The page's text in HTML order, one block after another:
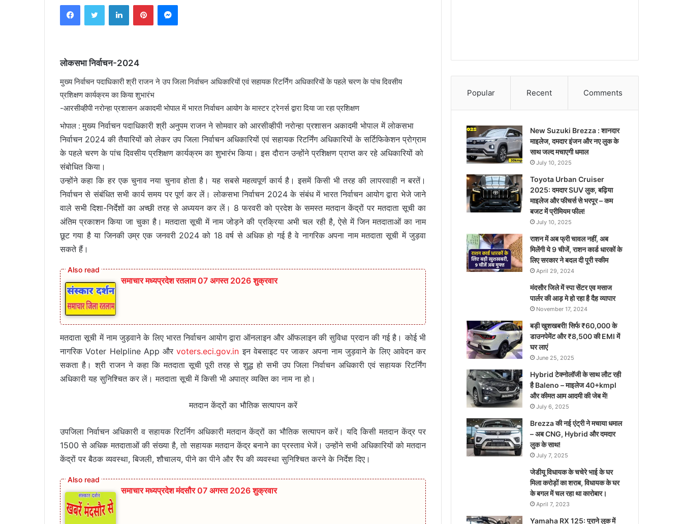
FacebookTwitter LinkedInPinterestMessenger
लोकसभा निर्वाचन-2024
मुख्य निर्वाचन पदाधिकारी श्री राजन ने उप जिला निर्वाचन अधिकारियों एवं सहायक रिटर्निंग अधिकारियों के पहले चरण के पांच दिवसीय
प्रशिक्षण कार्यक्रम का किया शुभारंभ
-आरसीव्हीपी नरोन्हा प्रशासन अकादमी भोपाल में भारत निर्वाचन आयोग के मास्टर ट्रेनर्स द्वारा दिया जा रहा प्रशिक्षण
भोपाल :मुख्य निर्वाचन पदाधिकारी श्री अनुपम राजन ने सोमवार को आरसीव्हीपी नरोन्हा प्रशासन अकादमी भोपाल में लोकसभा
निर्वाचन 2024 की तैयारियों को लेकर उप जिला निर्वाचन अधिकारियों एवं सहायक रिटर्निंग अधिकारियों के सर्टिफिकेशन प्रोग्राम
के पहले चरण के पांच दिवसीय प्रशिक्षण कार्यक्रम का शुभारंभ किया। इस दौरान उन्होंने प्रशिक्षण प्राप्त कर रहे अधिकारियों को
संबोधित किया।
उन्होंने कहा कि हर एक चुनाव नया चुनाव होता है। यह सबसे महत्वपूर्ण कार्य है। इसमें किसी भी तरह की लापरवाही न बरतें।
निर्वाचन से संबंधित सभी कार्य समय पर पूर्ण कर लें। लोकसभा निर्वाचन 2024 के संबंध में भारत निर्वाचन आयोग द्वारा भेजे जाने
वाले सभी दिशा-निर्देशों का अच्छी तरह से अध्ययन कर लें। 8 फरवरी को प्रदेश के समस्त मतदान केंद्रों पर मतदाता सूची का
अंतिम प्रकाशन किया जा चुका है। मतदाता सूची में नाम जोड़ने की प्रक्रिया अभी चल रही है, ऐसे में जिन मतदाताओं का नाम
छूट गया है या जिनकी उम्र एक जनवरी 2024 को 18 वर्ष से अधिक हो गई है वे नागरिक अपना नाम मतदाता सूची में जुड़वा
सकते हैं।
समाचार मध्यप्रदेश रतलाम 07 अगस्त 2026 शुक्रवार
मतदाता सूची में नाम जुड़वाने के लिए भारत निर्वाचन आयोग द्वारा ऑनलाइन और ऑफलाइन की सुविधा प्रदान की गई है। कोई भी
नागरिक Voter Helpline App औरvoters.eci.gov.in इन वेबसाइट पर जाकर अपना नाम जुड़वाने के लिए आवेदन कर
सकता है। श्री राजन ने कहा कि मतदाता सूची पूरी तरह से शुद्ध हो सभी उप जिला निर्वाचन अधिकारी एवं सहायक रिटर्निंग
अधिकारी यह सुनिश्चित कर लें। मतदाता सूची में किसी भी अपात्र व्यक्ति का नाम ना हो।
मतदान केंद्रों का भौतिक सत्यापन करें
उपजिला निर्वाचन अधिकारी व सहायक रिटर्निग अधिकारी मतदान केंद्रों का भौतिक सत्यापन करें। यदि किसी मतदान केंद्र पर
1500 से अधिक मतदाताओं की संख्या है, तो सहायक मतदान केंद्र बनाने का प्रस्ताव भेजें। उन्होंने सभी अधिकारियों को मतदान
केंद्रों पर बैठक व्यवस्था, बिजली, शौचालय, पीने का पीने और रैंप की व्यवस्था सुनिश्चित करने के निर्देश दिए।
समाचार मध्यप्रदेश मंदसौर 07 अगस्त 2026 शुक्रवार
Popular Recent Comments
New Suzuki Brezza : शानदार
माइलेज, दमदार इंजन और नए लुक के
साथ जल्द मचाएगी धमाल
July 10, 2025
Toyota Urban Cruiser
2025: दमदार SUV लुक, बढ़िया
माइलेज और फीचर्स से भरपूर – कम
बजट में प्रीमियम फील!
July 10, 2025
राशन में अब फ्री चावल नहीं, अब
मिलेंगी ये 9 चीजें, राशन कार्ड धारकों के
लिए सरकार ने बदल दी पूरी स्कीम
April 29, 2024
मंदसौर जिले में स्पा सेंटर एव मसाज
पार्लर की आड़ मे हो रहा है दैह व्यापार
November 17, 2024
बड़ी खुशखबरी! सिर्फ ₹60,000 के
डाउनपेमेंट और ₹8,500 की EMI में
घर लाएं
June 25, 2025
Hybrid टेक्नोलॉजी के साथ लौट रही
है Baleno – माइलेज 40+kmpl
और कीमत आम आदमी की जेब में!
July 6, 2025
Brezza की नई एंट्री ने मचाया धमाल
– अब CNG, Hybrid और दमदार
लुक के साथ!
July 7, 2025
जेडीयू विधायक के चचेरे भाई के घर
मिला करोड़ों का शराब, विधायक के घर
के बगल में चल रहा था कारोबार।
April 7, 2023
Yamaha RX 125: पुराने लुक में